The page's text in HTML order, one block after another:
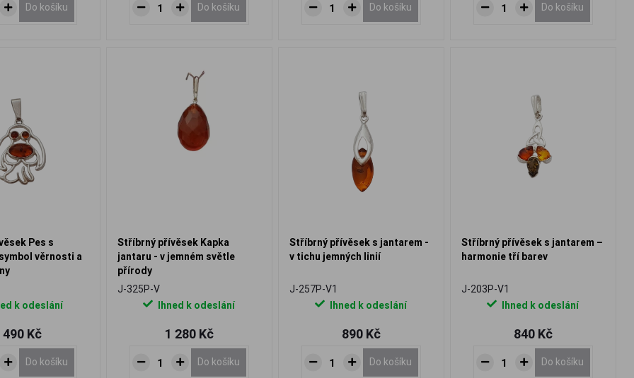
Do košíku Do košíku Do košíku Do košíku
Pes s
věrnosti a
k odeslání
490 Kč
Do košíku
Stříbrný přívěsek Kapka
jantaru - v jemném světle
přírody
J-325P-V
Ihned k odeslání
1 280 Kč
Do košíku
Stříbrný přívěsek s jantarem -
v tichu jemných linií
J-257P-V1
Ihned k odeslání
890 Kč
Do košíku
Stříbrný přívěsek s jantarem –
harmonie tří barev
J-203P-V1
Ihned k odeslání
840 Kč
Do košíku